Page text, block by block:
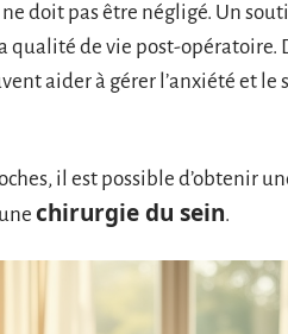
ne doit pas être négligé. Un
de vie post-opératoire.
aider à gérer l’anxiété et le
il est possible d’obtenir
chirurgie du sein.